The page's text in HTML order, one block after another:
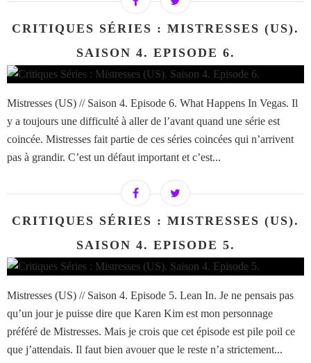
CRITIQUES SÉRIES : MISTRESSES (US).
SAISON 4. EPISODE 6.
Mistresses (US) // Saison 4. Episode 6. What Happens In Vegas. Il
y a toujours une difficulté à aller de l’avant quand une série est
coincée. Mistresses fait partie de ces séries coincées qui n’arrivent
pas à grandir. C’est un défaut important et c’est...
CRITIQUES SÉRIES : MISTRESSES (US).
SAISON 4. EPISODE 5.
Mistresses (US) // Saison 4. Episode 5. Lean In. Je ne pensais pas
qu’un jour je puisse dire que Karen Kim est mon personnage
préféré de Mistresses. Mais je crois que cet épisode est pile poil ce
que j’attendais. Il faut bien avouer que le reste n’a strictement...